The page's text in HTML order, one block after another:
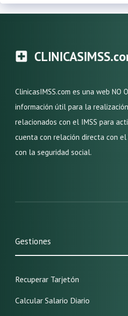
ClinicasIMSS.com es una web NO
información útil para la
relacionados con el IMSS para
cuenta con relación directa con el
con la seguridad social.
Gestiones
Recuperar Tarjetón
Calcular Salario Diario